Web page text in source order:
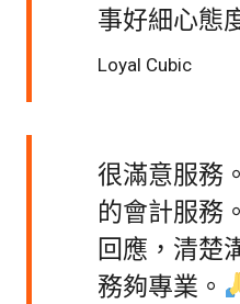
事好細心態
Loyal Cubic
很滿意服務
的會計服務
回應，清楚
務夠專業。